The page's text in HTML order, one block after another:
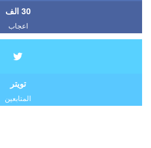
30 الف
اعجاب
تويتر
المتابعين